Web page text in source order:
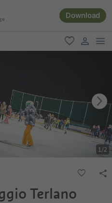
Download
favoriti
user link
1/2
Terlano